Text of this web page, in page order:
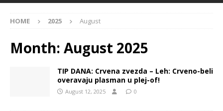
HOME 2025 August
Month: August 2025
TIP DANA: Crvena zvezda – Leh: Crveno-beli
overavaju plasman u plej-of!
August 12, 2025 0